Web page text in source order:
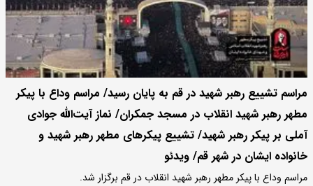
مراسم تشییع رهبر شهید در قم به پایان رسید/ مراسم وداع با پیکر
مطهر رهبر شهید انقلاب در مسجد جمکران/ نماز آیت‌الله جوادی
آملی بر پیکر رهبر شهید/ تشییع پیکرهای مطهر رهبر شهید و
خانواده ایشان در شهر قم/ ویدئو
مراسم وداع با پیکر مطهر رهبر شهید انقلاب در قم برگزار شد.